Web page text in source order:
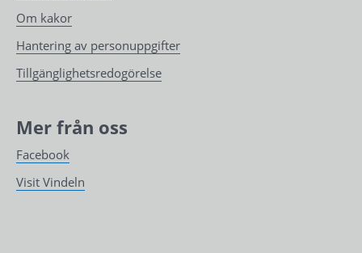
Om kakor
Hantering av personuppgifter
Tillgänglighetsredogörelse
Mer från oss
Facebook
Visit Vindeln